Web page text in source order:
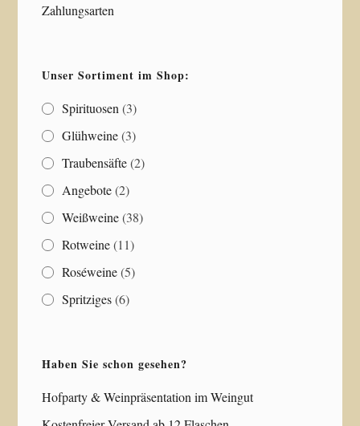
Zahlungsarten
Unser Sortiment im Shop:
Spirituosen (3)
Glühweine (3)
Traubensäfte (2)
Angebote (2)
Weißweine (38)
Rotweine (11)
Roséweine (5)
Spritziges (6)
Haben Sie schon gesehen?
Hofparty & Weinpräsentation im Weingut